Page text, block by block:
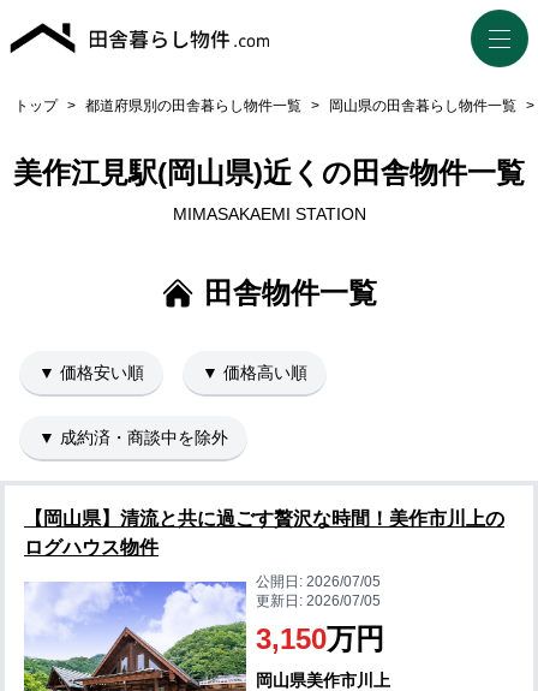
トップ > 都道府県別の田舎暮らし物件一覧 > 岡山県の田舎暮らし物件一覧 >
美作江見駅(岡山県)近くの田舎物件一覧
MIMASAKAEMI STATION
田舎物件一覧
▼ 価格安い順 ▼ 価格高い順
▼ 成約済・商談中を除外
【岡山県】清流と共に過ごす贅沢な時間！美作市川上の
ログハウス物件
公開日:2026/07/05
更新日:2026/07/05
3,150万円
岡山県美作市川上